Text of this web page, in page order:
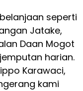
seperti
Jatake,
Daan Mogot
harian.
Karawaci,
kami